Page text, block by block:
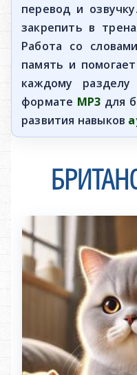
перевод и
закрепить в
Работа со
память и
каждому
формате MP3 для
развития навыков